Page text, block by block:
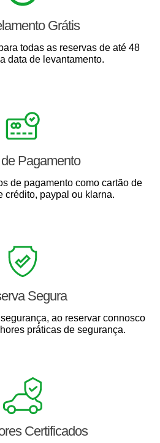
Grátis
todas as reservas de até 48
data de levantamento.
Pagamento
de pagamento como cartão de
crédito, paypal ou klarna.
Segura
ao reservar connosco
práticas de segurança.
Certificados